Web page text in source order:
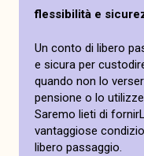
flessibilità e
Un conto di libero
e sicura per
quando non lo
pensione o lo
Saremo lieti di
vantaggiose
libero passaggio.